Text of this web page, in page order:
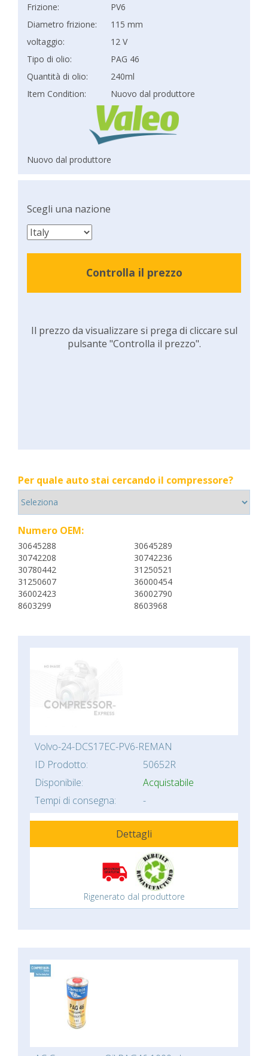
Frizione:
PV6
Diametro frizione:
115 mm
voltaggio:
12 V
Tipo di olio:
PAG 46
Quantità di olio:
240ml
Item Condition:
Nuovo dal produttore
Nuovo dal produttore
Scegli una nazione
Controlla il prezzo
Il prezzo da visualizzare si prega di cliccare sul
pulsante "Controlla il prezzo".
Per quale auto stai cercando il compressore?
Numero OEM:
30645288
30645289
30742208
30742236
30780442
31250521
31250607
36000454
36002423
36002790
8603299
8603968
Volvo-24-DCS17EC-PV6-REMAN
ID Prodotto:
50652R
Disponibile:
Acquistabile
Tempi di consegna:
-
Dettagli
Rigenerato dal produttore